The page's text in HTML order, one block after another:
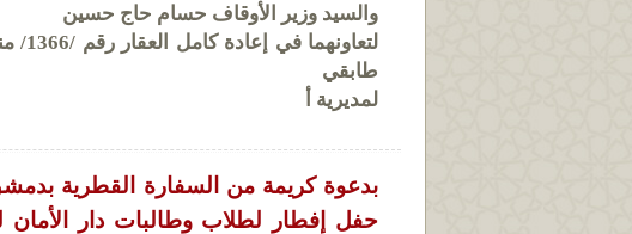
والسيد وزير الأوقاف حسام حاج حسين
طابقي
لمديرية أ
بدعوة كريمة من السفارة القطرية
حفل إفطار لطلاب وطالبات دار الأمان